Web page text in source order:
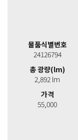
물품식별번호
24126794
총 광량(lm)
2,892 lm
가격
55,000